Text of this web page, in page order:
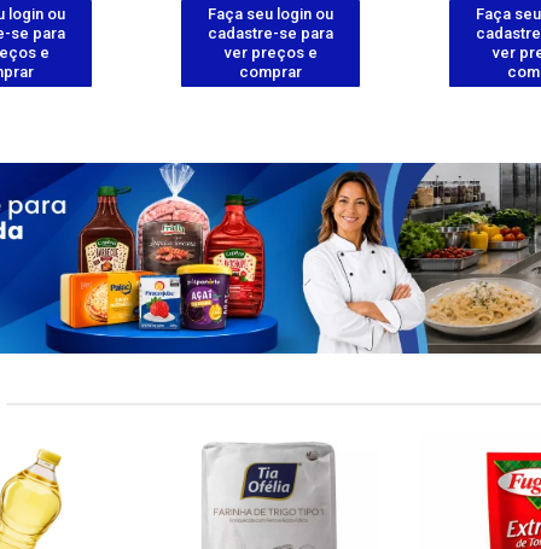
login ou
se para
e
Faça seu login ou
cadastre-se para
ver preços e
comprar
Faça
ver